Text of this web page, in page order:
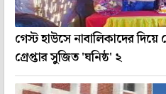
গেস্ট হাউসে নাবালিকাদের দিয়ে
গ্রেপ্তার সুজিত 'ঘনিষ্ঠ' ২